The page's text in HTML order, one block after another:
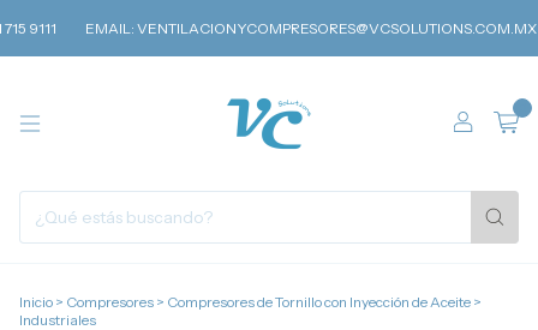
9111 EMAIL:VENTILACIONYCOMPRESORES@VCSOLUTIONS.COM.MX
Inicio > Compresores > Compresores de Tornillo con Inyección de Aceite >
Industriales